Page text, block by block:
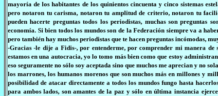
mayoría de los habitantes de los quinientos cincuenta y cinco sistemas
pero notaron tu carisma, notaron tu amplitud de criterio, notaron tu
pueden hacerte preguntas todos los periodistas, muchas son preguntas
economía. Si bien todos los mundos son de la Federación siempre va a
pero también hay muchos periodistas que te hacen preguntas incómodas,
-Gracias -le dije a Fidis-, por entenderme, por comprender mi manera
estamos en una autocracia, yo lo tomo más bien como que estoy
eso seguramente no sólo soy aceptada sino que muchos me aprecian y no
los marrones, los humanos morenos que son muchos más en millones y
posibilidad de atacar directamente a todos los mundos fungo hasta
para ambos lados, son amantes de la paz y sólo en última instancia